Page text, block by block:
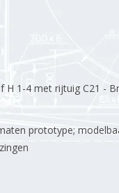
H 1-4 met rijtuig C21 -
prototype;